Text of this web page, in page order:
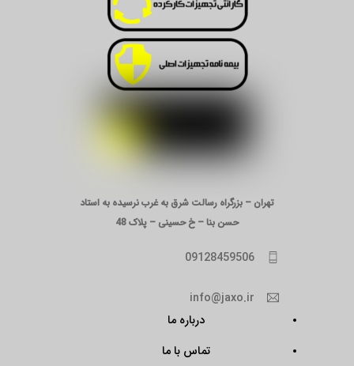
تهران – بزرگراه رسالت شرق به غرب نرسیده به استاد
حسن بنا – خ حسینی – پلاک 48
09128459506
info@jaxo.ir
درباره ما
تماس با ما